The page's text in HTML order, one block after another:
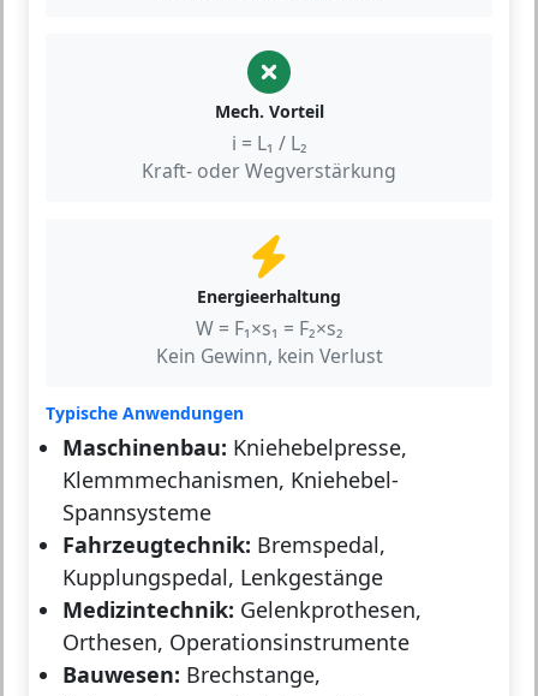
Mech. Vorteil
i = L₁ / L₂
Kraft- oder Wegverstärkung
Energieerhaltung
W = F₁×s₁ = F₂×s₂
Kein Gewinn, kein Verlust
Typische Anwendungen
Maschinenbau: Kniehebelpresse,
Klemmmechanismen, Kniehebel-
Spannsysteme
Fahrzeugtechnik: Bremspedal,
Kupplungspedal, Lenkgestänge
Medizintechnik: Gelenkprothesen,
Orthesen, Operationsinstrumente
Bauwesen: Brechstange,